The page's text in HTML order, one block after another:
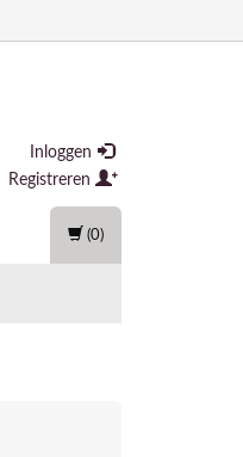
Inloggen
Registreren
(0)